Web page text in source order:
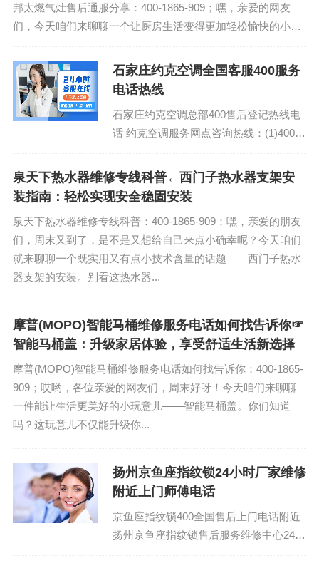
邦太燃气灶售后通服分享：400-1865-909；嘿，亲爱的网友
们，今天咱们来聊聊一个让厨房生活变得更加轻松愉快的小家
品，它就是厨房里那个默默...
石家庄约克空调全国客服400服务
电话热线
石家庄约克空调总部400售后登记热线电
话 约克空调服务网点咨询热线：(1)400-
(2)...
泉天下热水器维修专线科普←西门子热水器支架安
装指南：轻松实现安全稳固安装
泉天下热水器维修专线科普：400-1865-909；嘿，亲爱的朋友
们，周末又到了，是不是又想给自己来点小确幸呢？今天咱们
就来聊聊一个既实用又有点小技术含量的话题——西门子热水
器支架的安装。别看这热水器...
摩普(MOPO)智能马桶维修服务电话如何找告诉你☞
智能马桶盖：升级家居体验，享受舒适生活新选择
摩普(MOPO)智能马桶维修服务电话如何找告诉你：400-1865-
909；哎哟，各位亲爱的网友们，周末好呀！今天咱们来聊聊
一件能让生活更美好的小玩意儿——智能马桶盖。你们知道
吗？这玩意儿不仅能升级你...
扬州京鱼座指纹锁24小时厂家维修
附近上门师傅电话
京鱼座指纹锁400全国售后上门电话附近
扬州京鱼座指纹锁售后服务维修中心24小